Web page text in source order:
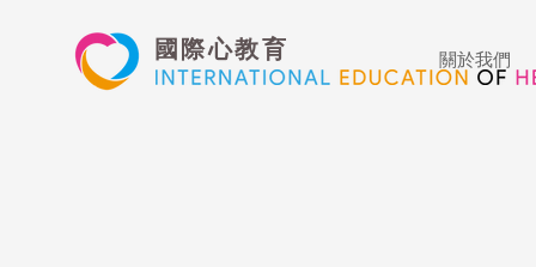
國際心教育 關於我們